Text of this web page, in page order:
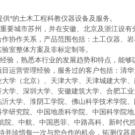
*的土木工程科教仪器设备及服务。
城市苏州，并在安徽、北京及浙江设有
协作关系，产品范围包括：土工仪器、
室整体方案及非标定制等。
，熟悉本行业的发展趋势和特点，能够
运营管理经验，服务过的客户包括：清
学（北京）、天津大学、天津城建大学
学、深圳大学、安徽建筑大学、合肥工
大学、淮阴工学院、佛山科学技术学院
研究院、中国地质科学院、中国科学院
、中航、中国恩菲、中路高科、新时代
珍惜每一次与您合作的机会，拓测仪器